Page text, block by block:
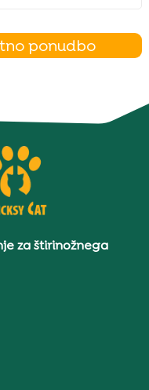
ponudbo
za štirinožnega